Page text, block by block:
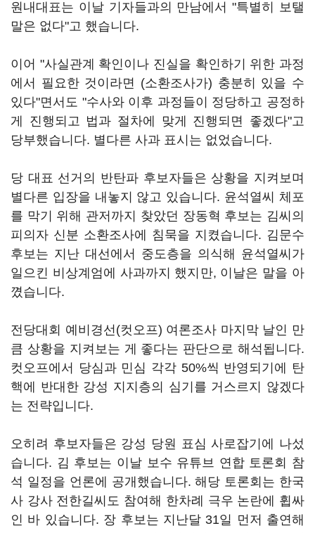
원내대표는 이날 기자들과의 만남에서 "특별히 보탤
말은 없다"고 했습니다.
이어 "사실관계 확인이나 진실을 확인하기 위한 과정
에서 필요한 것이라면 (소환조사가) 충분히 있을 수
있다"면서도 "수사와 이후 과정들이 정당하고 공정하
게 진행되고 법과 절차에 맞게 진행되면 좋겠다"고
당부했습니다. 별다른 사과 표시는 없었습니다.
당 대표 선거의 반탄파 후보자들은 상황을 지켜보며
별다른 입장을 내놓지 않고 있습니다. 윤석열씨 체포
를 막기 위해 관저까지 찾았던 장동혁 후보는 김씨의
피의자 신분 소환조사에 침묵을 지켰습니다. 김문수
후보는 지난 대선에서 중도층을 의식해 윤석열씨가
일으킨 비상계엄에 사과까지 했지만, 이날은 말을 아
꼈습니다.
전당대회 예비경선(컷오프) 여론조사 마지막 날인 만
큼 상황을 지켜보는 게 좋다는 판단으로 해석됩니다.
컷오프에서 당심과 민심 각각 50%씩 반영되기에 탄
핵에 반대한 강성 지지층의 심기를 거스르지 않겠다
는 전략입니다.
오히려 후보자들은 강성 당원 표심 사로잡기에 나섰
습니다. 김 후보는 이날 보수 유튜브 연합 토론회 참
석 일정을 언론에 공개했습니다. 해당 토론회는 한국
사 강사 전한길씨도 참여해 한차례 극우 논란에 휩싸
인 바 있습니다. 장 후보는 지난달 31일 먼저 출연해